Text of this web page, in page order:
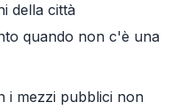
della città
quando non c'è una
i mezzi pubblici non